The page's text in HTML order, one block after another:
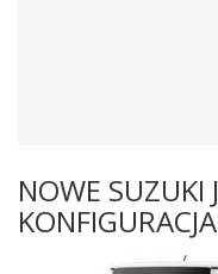
NOWE SUZUKI
KONFIGURACJA